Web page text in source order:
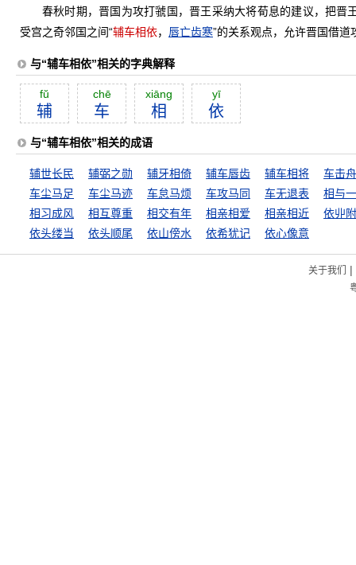
春秋时期，晋国为攻打虢国，晋王采纳大将荀息的建议，把
受宫之奇邻国之间“辅车相依， 唇亡齿寒”的关系观点，允许晋国借
与“辅车相依”相关的字典解释
fŭ
辅
chē
车
xiāng
相
yī
依
与“辅车相依”相关的成语
辅世长民 辅弼之勋 辅牙相倚 辅车唇齿 辅车相将
车击
车尘马足
车尘马迹 车怠马烦 车攻马同 车无退表
相与
相习成风
相互尊重 相交有年 相亲相爱 相亲相近
依丱
依头缕当
依头顺尾 依山傍水 依希犹记 依心像意
关于我们 |